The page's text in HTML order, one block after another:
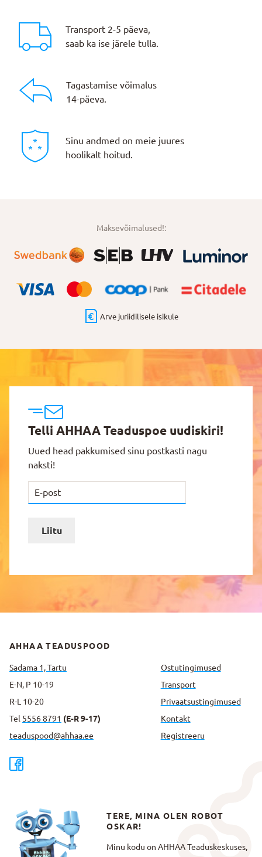
Transport 2-5 päeva,
saab ka ise järele tulla.
Tagastamise võimalus
14-päeva.
Sinu andmed on meie juures
hoolikalt hoitud.
Maksevõimalused!:
Arve juriidilisele isikule
Telli AHHAA Teaduspoe uudiskiri!
Uued head pakkumised sinu postkasti nagu
naksti!
Liitu
AHHAA TEADUSPOOD
Sadama 1, Tartu
E-N, P 10-19
R-L 10-20
Tel 5556 8791 (E-R 9-17)
teaduspood@ahhaa.ee
Ostutingimused
Transport
Privaatsus­tingimused
Kontakt
Registreeru
TERE, MINA OLEN ROBOT
OSKAR!
Minu kodu on AHHAA Teaduskeskuses,